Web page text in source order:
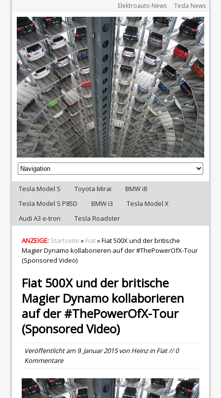
Elektroauto News Tesla News
Tesla Model S Toyota Mirai
BMW i8
Tesla Model S P85D
BMW i3
Tesla Model X
Audi A3 e-tron
Tesla Roadster
ANZEIGE: Startseite » Fiat» Fiat 500X und der britische
Magier Dynamo kollaborieren auf der #ThePowerOfX-Tour
(Sponsored Video)
Fiat 500X und der britische
Magier Dynamo kollaborieren
auf der #ThePowerOfX-Tour
(Sponsored Video)
Veröffentlicht am9. Januar 2015vonHeinzinFiat// 0
Kommentare